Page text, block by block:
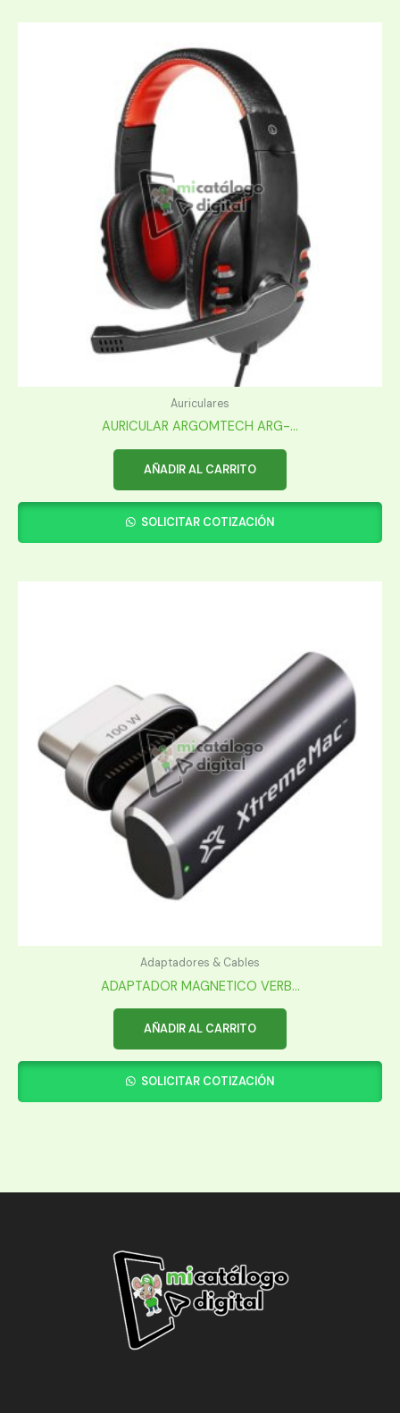
Auriculares
AURICULAR ARGOMTECH ARG-...
AÑADIR AL CARRITO
SOLICITAR COTIZACIÓN
Adaptadores & Cables
ADAPTADOR MAGNETICO VERB...
AÑADIR AL CARRITO
SOLICITAR COTIZACIÓN